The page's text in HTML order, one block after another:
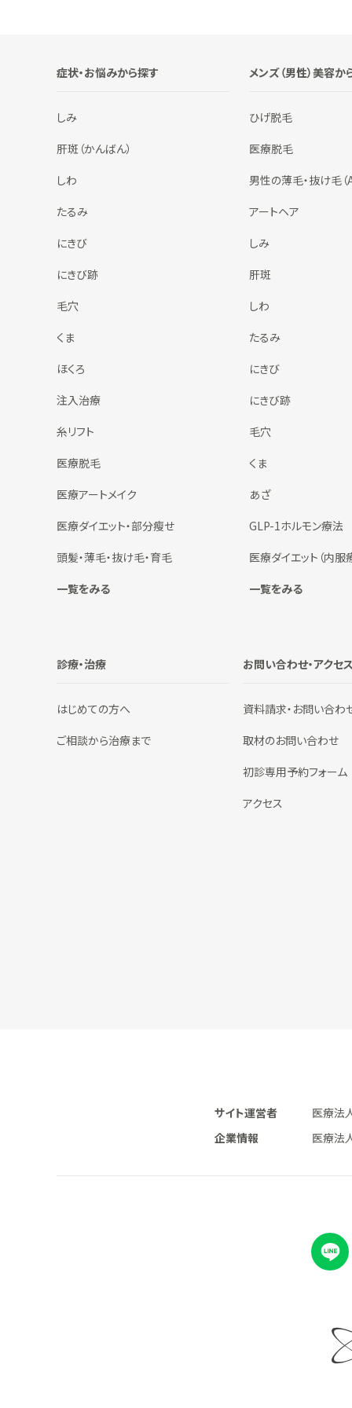
症状・お悩みから探す
しみ
肝斑（かんばん）
しわ
たるみ
にきび
にきび跡
毛穴
くま
ほくろ
注入治療
糸リフト
医療脱毛
医療アートメイク
医療ダイエット・部分瘦せ
頭髪・薄毛・抜け毛・育毛
一覧をみる
メンズ（男性）美容か
ひげ脱毛
医療脱毛
男性の薄毛・抜け毛（
アートヘア
しみ
肝斑
しわ
たるみ
にきび
にきび跡
毛穴
くま
あざ
GLP-1ホルモン療法
医療ダイエット（内服
一覧をみる
診療・治療
はじめての方へ
ご相談から治療まで
お問い合わせ・アクセ
資料請求・お問い合わ
取材のお問い合わせ
初診専用予約フォーム
アクセス
サイト運営者
医療法
企業情報
医療法